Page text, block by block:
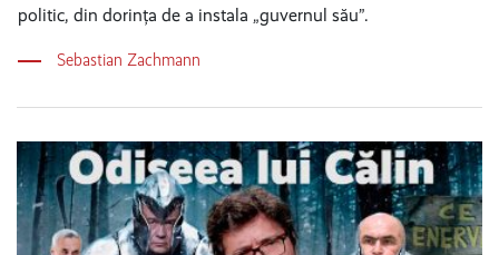
politic, din dorința de a instala „guvernul său”.
Sebastian Zachmann